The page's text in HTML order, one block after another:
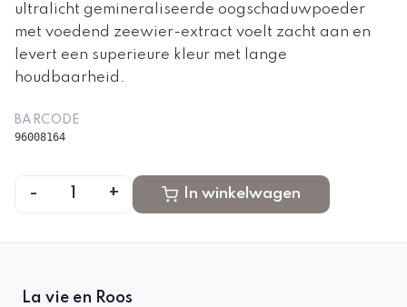
ultralicht gemineraliseerde oogschaduwpoeder
met voedend zeewier-extract voelt zacht aan en
levert een superieure kleur met lange
houdbaarheid.
BARCODE
96008164
- + In winkelwagen
La vie en Roos